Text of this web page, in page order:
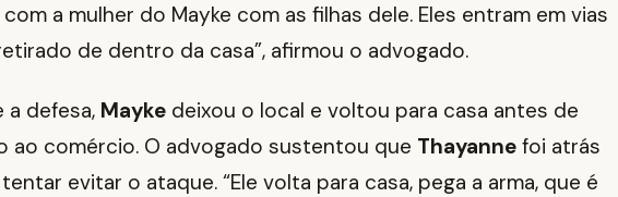
a mulher do Mayke com as filhas dele. Eles entram em vias
de dentro da casa”, afirmou o advogado.
a defesa, Mayke deixou o local e voltou para casa antes de
ao comércio. O advogado sustentou que Thayanne foi atrás
evitar o ataque. “Ele volta para casa, pega a arma, que é